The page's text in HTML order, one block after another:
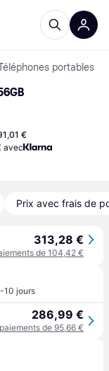
portables
€
avec
Prix avec frais de
313,28 €
de 104,42 €
10 jours
286,99 €
de 95,66 €